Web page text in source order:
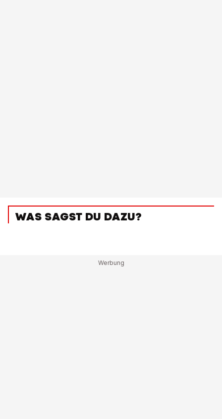
WAS SAGST DU DAZU?